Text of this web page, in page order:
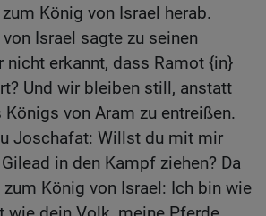
König von Israel herab.
Israel sagte zu seinen
nicht erkannt, dass Ramot {in}
Und wir bleiben still, anstatt
von Aram zu entreißen.
Joschafat: Willst du mit mir
in den Kampf ziehen? Da
König von Israel: Ich bin wie